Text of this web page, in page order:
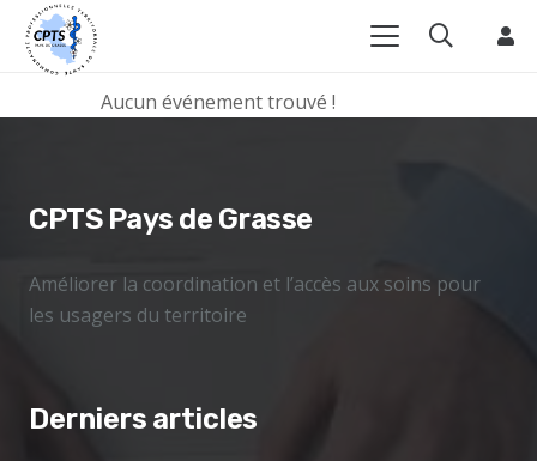
Aucun événement trouvé !
CPTS Pays de Grasse
Améliorer la coordination et l’accès aux soins pour
les usagers du territoire
Derniers articles